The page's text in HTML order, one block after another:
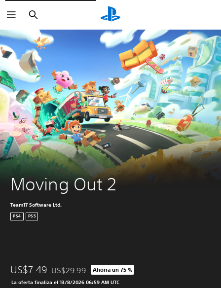
Buscar
Moving Out 2
Team17 Software Ltd.
PS4 PS5
US$7.49 Rebajado del precio original de US$29.99
US$29.99 Ahorra un 75 %
La oferta finaliza el 13/8/2026 06:59 AM UTC